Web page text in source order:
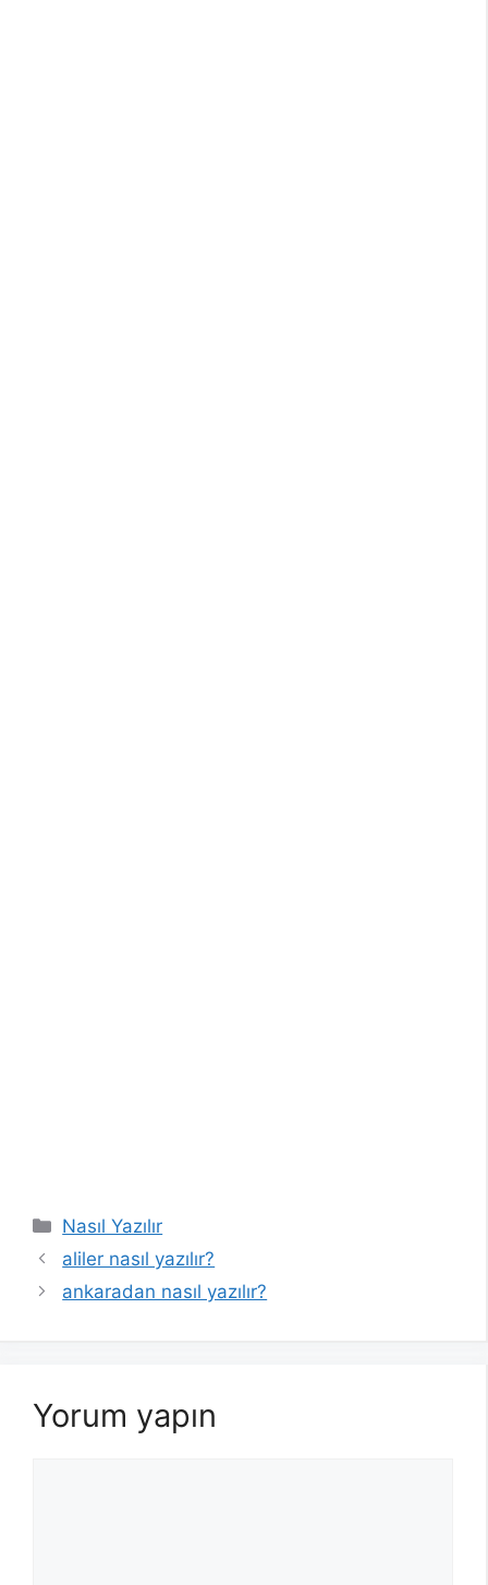
Kategoriler
Nasıl Yazılır
aliler nasıl yazılır?
ankaradan nasıl yazılır?
Yorum yapın